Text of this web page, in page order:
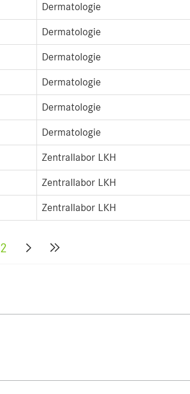
Dermatologie
Dermatologie
Dermatologie
Dermatologie
Dermatologie
Dermatologie
Zentrallabor LKH
Zentrallabor LKH
Zentrallabor LKH
2